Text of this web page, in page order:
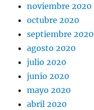
noviembre 2020
octubre 2020
septiembre 2020
agosto 2020
julio 2020
junio 2020
mayo 2020
abril 2020